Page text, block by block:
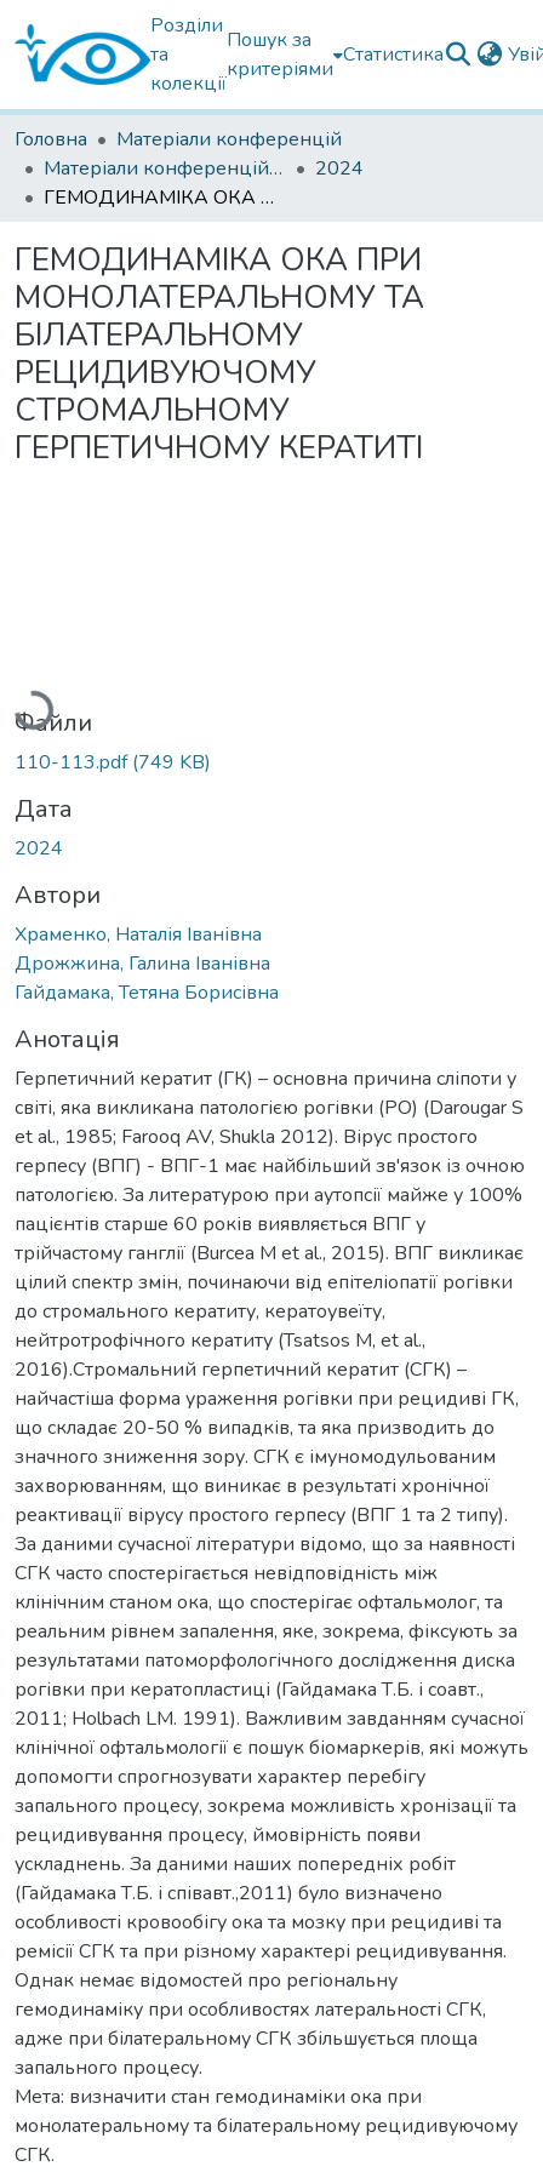
Розділи
та
колекції
Пошук за
критеріями
Статистика
Головна
Матеріали конференцій
Матеріали конференцій інших установ
2024
ГЕМОДИНАМІКА ОКА ПРИ МОНОЛАТЕРАЛЬНОМУ ТА БІЛАТЕРАЛЬНОМУ РЕЦИДИВУЮЧОМУ СТРОМАЛЬНОМУ ГЕРПЕТИЧНОМУ КЕРАТИТІ
ГЕМОДИНАМІКА ОКА ПРИ
МОНОЛАТЕРАЛЬНОМУ ТА
БІЛАТЕРАЛЬНОМУ
РЕЦИДИВУЮЧОМУ
СТРОМАЛЬНОМУ
ГЕРПЕТИЧНОМУ КЕРАТИТІ
Вантажиться...
Файли
110-113.pdf(749 KB)
Дата
2024
Автори
Храменко, Наталія Іванівна
Дрожжина, Галина Іванівна
Гайдамака, Тетяна Борисівна
Анотація
Герпетичний кератит (ГК) – основна причина сліпоти у
світі, яка викликана патологією рогівки (РО) (Darougar S
et al., 1985; Farooq AV, Shukla 2012). Вірус простого
герпесу (ВПГ) - ВПГ-1 має найбільший зв'язок із очною
патологією. За литературою при аутопсії майже у 100%
пацієнтів старше 60 років виявляється ВПГ у
трійчастому ганглії (Burcea M et al., 2015). ВПГ викликає
цілий спектр змін, починаючи від епітеліопатії рогівки
до стромального кератиту, кератоувеїту,
нейтротрофічного кератиту (Tsatsos M, et al.,
2016).Стромальний герпетичний кератит (СГК) –
найчастіша форма ураження рогівки при рецидиві ГК,
що складає 20-50 % випадків, та яка призводить до
значного зниження зору. СГК є імуномодульованим
захворюванням, що виникає в результаті хронічної
реактивації вірусу простого герпесу (ВПГ 1 та 2 типу).
За даними сучасної літератури відомо, що за наявності
СГК часто спостерігається невідповідність між
клінічним станом ока, що спостерігає офтальмолог, та
реальним рівнем запалення, яке, зокрема, фіксують за
результатами патоморфологічного дослідження диска
рогівки при кератопластиці (Гайдамака Т.Б. і соавт.,
2011; Holbach LM. 1991). Важливим завданням сучасної
клінічної офтальмології є пошук біомаркерів, які можуть
допомогти спрогнозувати характер перебігу
запального процесу, зокрема можливість хронізації та
рецидивування процесу, ймовірність появи
ускладнень. За даними наших попередніх робіт
(Гайдамака Т.Б. і співавт.,2011) було визначено
особливості кровообігу ока та мозку при рецидиві та
ремісії СГК та при різному характері рецидивування.
Однак немає відомостей про регіональну
гемодинаміку при особливостях латеральності СГК,
адже при білатеральному СГК збільшується площа
запального процесу.
Мета: визначити стан гемодинаміки ока при
монолатеральному та білатеральному рецидивуючому
СГК.